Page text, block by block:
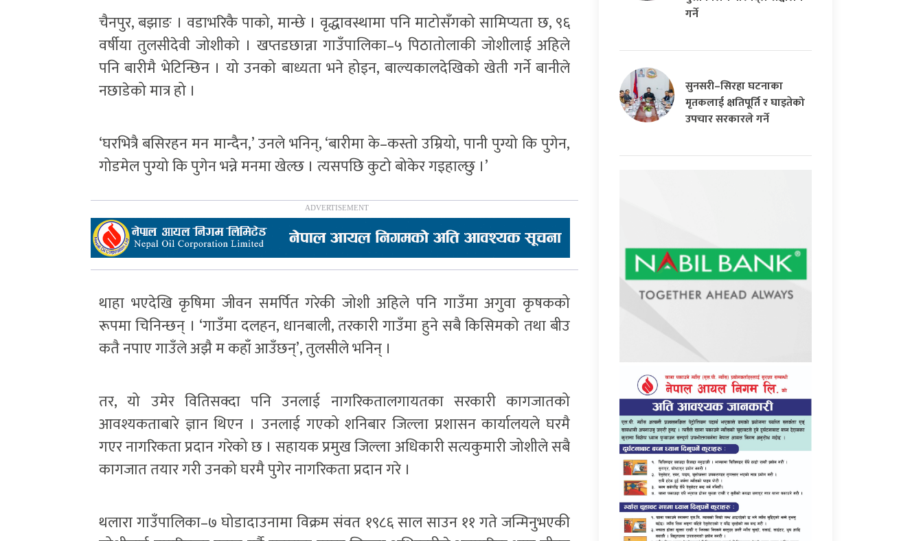
चैनपुर, बझाङ । वडाभरिकै पाको, मान्छे । वृद्धावस्थामा पनि माटोसँगको सामिप्यता छ, ९६
वर्षीया तुलसीदेवी जोशीको । खप्तडछान्ना गाउँपालिका–५ पिठातोलाकी जोशीलाई अहिले
पनि बारीमै भेटिन्छिन । यो उनको बाध्यता भने होइन, बाल्यकालदेखिको खेती गर्ने बानीले
नछाडेको मात्र हो ।
‘घरभित्रै बसिरहन मन मान्दैन,’ उनले भनिन्, ‘बारीमा के–कस्तो उम्रियो, पानी पुग्यो कि पुगेन,
गोडमेल पुग्यो कि पुगेन भन्ने मनमा खेल्छ । त्यसपछि कुटो बोकेर गइहाल्छु ।’
थाहा भएदेखि कृषिमा जीवन समर्पित गरेकी जोशी अहिले पनि गाउँमा अगुवा कृषकको
रूपमा चिनिन्छन् । ‘गाउँमा दलहन, धानबाली, तरकारी गाउँमा हुने सबै किसिमको तथा बीउ
कतै नपाए गाउँले अझै म कहाँ आउँछन्’, तुलसीले भनिन् ।
तर, यो उमेर वितिसक्दा पनि उनलाई नागरिकतालगायतका सरकारी कागजातको
आवश्यकताबारे ज्ञान थिएन । उनलाई गएको शनिबार जिल्ला प्रशासन कार्यालयले घरमै
गएर नागरिकता प्रदान गरेको छ । सहायक प्रमुख जिल्ला अधिकारी सत्यकुमारी जोशीले सबै
कागजात तयार गरी उनको घरमै पुगेर नागरिकता प्रदान गरे ।
थलारा गाउँपालिका–७ घोडादाउनामा विक्रम संवत १९८६ साल साउन ११ गते जन्मिनुभएकी
गर्ने
सुनसरी–सिरहा घटनाका
मृतकलाई क्षतिपूर्ति र घाइतेको
उपचार सरकारले गर्ने